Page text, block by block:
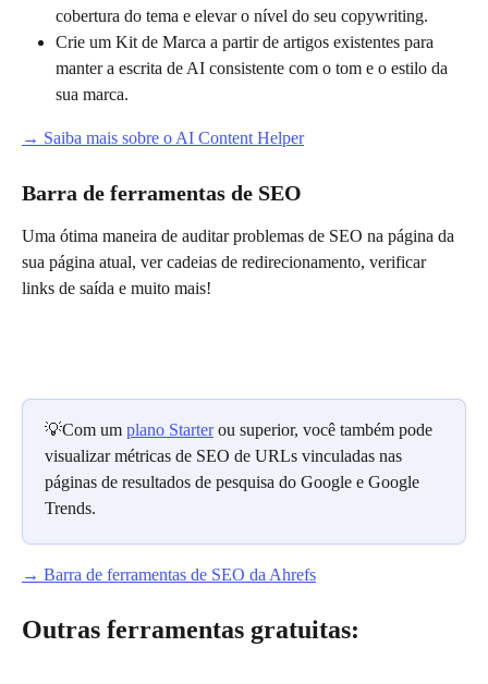
cobertura do tema e elevar o nível do seu copywriting.
Crie um Kit de Marca a partir de artigos existentes para
manter a escrita de AI consistente com o tom e o estilo da
sua marca.
→ Saiba mais sobre o AI Content Helper
Barra de ferramentas de SEO
Uma ótima maneira de auditar problemas de SEO na página da
sua página atual, ver cadeias de redirecionamento, verificar
links de saída e muito mais!
💡Com um plano Starter ou superior, você também pode
visualizar métricas de SEO de URLs vinculadas nas
páginas de resultados de pesquisa do Google e Google
Trends.
→ Barra de ferramentas de SEO da Ahrefs
Outras ferramentas gratuitas: